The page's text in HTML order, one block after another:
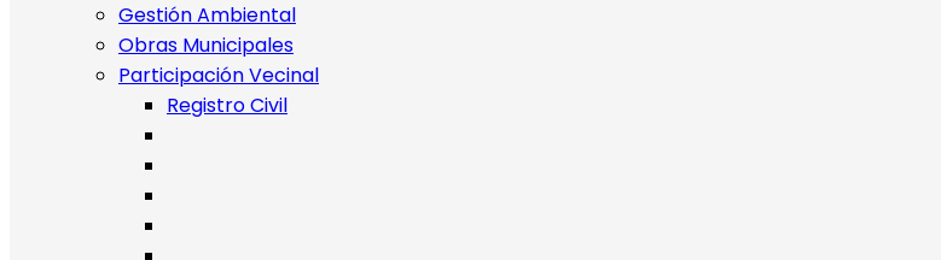
Gestión Ambiental
Obras Municipales
Participación Vecinal
Registro Civil